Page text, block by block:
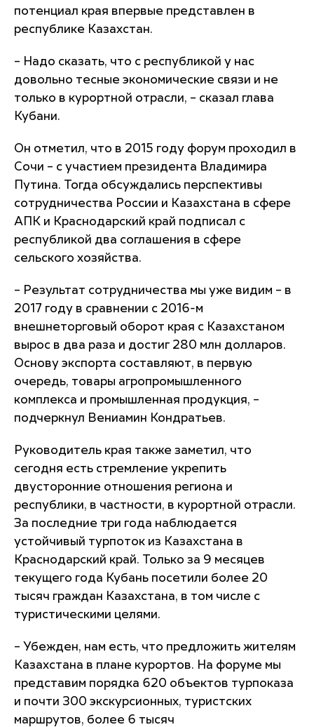
потенциал края впервые представлен в
республике Kазахстан.
– Надо сказать, что с республикой у нас
довольно тесные экономические связи и не
только в курортной отрасли, – сказал глава
Кубани.
Он отметил, что в 2015 году форум проходил в
Сочи – с участием президента Владимира
Путина. Тогда обсуждались перспективы
сотрудничества России и Казахстана в сфере
АПК и Краснодарский край подписал с
республикой два соглашения в сфере
сельского хозяйства.
– Результат сотрудничества мы уже видим – в
2017 году в сравнении с 2016-м
внешнеторговый оборот края с Казахстаном
вырос в два раза и достиг 280 млн долларов.
Основу экспорта составляют, в первую
очередь, товары агропромышленного
комплекса и промышленная продукция, –
подчеркнул Вениамин Кондратьев.
Руководитель края также заметил, что
сегодня есть стремление укрепить
двусторонние отношения региона и
республики, в частности, в курортной отрасли.
За последние три года наблюдается
устойчивый турпоток из Казахстана в
Краснодарский край. Только за 9 месяцев
текущего года Кубань посетили более 20
тысяч граждан Казахстана, в том числе с
туристическими целями.
– Убежден, нам есть, что предложить жителям
Казахстана в плане курортов. На форуме мы
представим порядка 620 объектов турпоказа
и почти 300 экскурсионных, туристских
маршрутов, более 6 тысяч